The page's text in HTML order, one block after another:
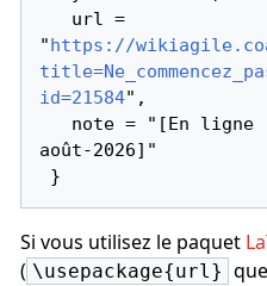
"https://
id=21584",
août-2026]"
Si vous utilisez le paquet
( \usepackage{url}